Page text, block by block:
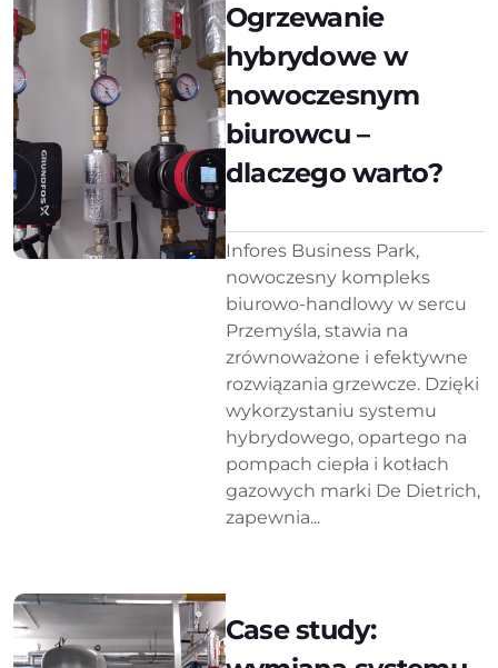
Ogrzewanie
hybrydowe w
nowoczesnym
biurowcu –
dlaczego warto?
Infores Business Park,
nowoczesny kompleks
biurowo-handlowy w sercu
Przemyśla, stawia na
zrównoważone i efektywne
rozwiązania grzewcze. Dzięki
wykorzystaniu systemu
hybrydowego, opartego na
pompach ciepła i kotłach
gazowych marki De Dietrich,
zapewnia...
Case study: